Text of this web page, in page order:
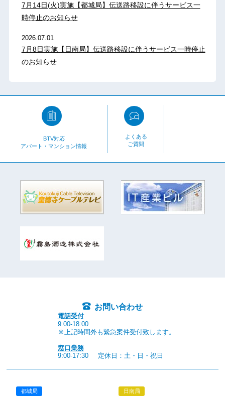
7月14日(火)実施【都城局】伝送路移設に伴うサービス一
時停止のお知らせ
2026.07.01
7月8日実施【日南局】伝送路移設に伴うサービス一時停止
のお知らせ
BTV対応
アパート・マンション情報
よくある
ご質問
お問い合わせ
電話受付
9:00-18:00
※上記時間外も緊急案件受付致します。
窓口業務
9:00-17:30
定休日：土・日・祝日
都城局 日南局